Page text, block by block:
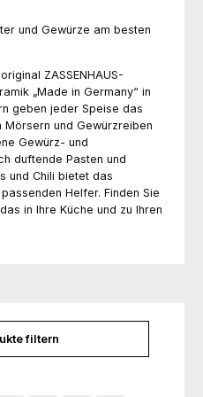
und Gewürze am besten
ZASSENHAUS-
„Made in Germany“ in
geben jeder Speise das
und Gewürzreiben
Gewürz- und
duftende Pasten und
und Chili bietet das
Helfer. Finden Sie
in Ihre Küche und zu Ihren
filtern